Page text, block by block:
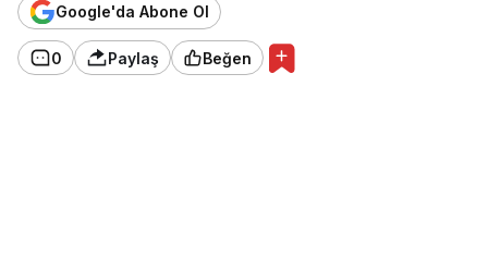
Google'da Abone Ol
0 Paylaş Beğen